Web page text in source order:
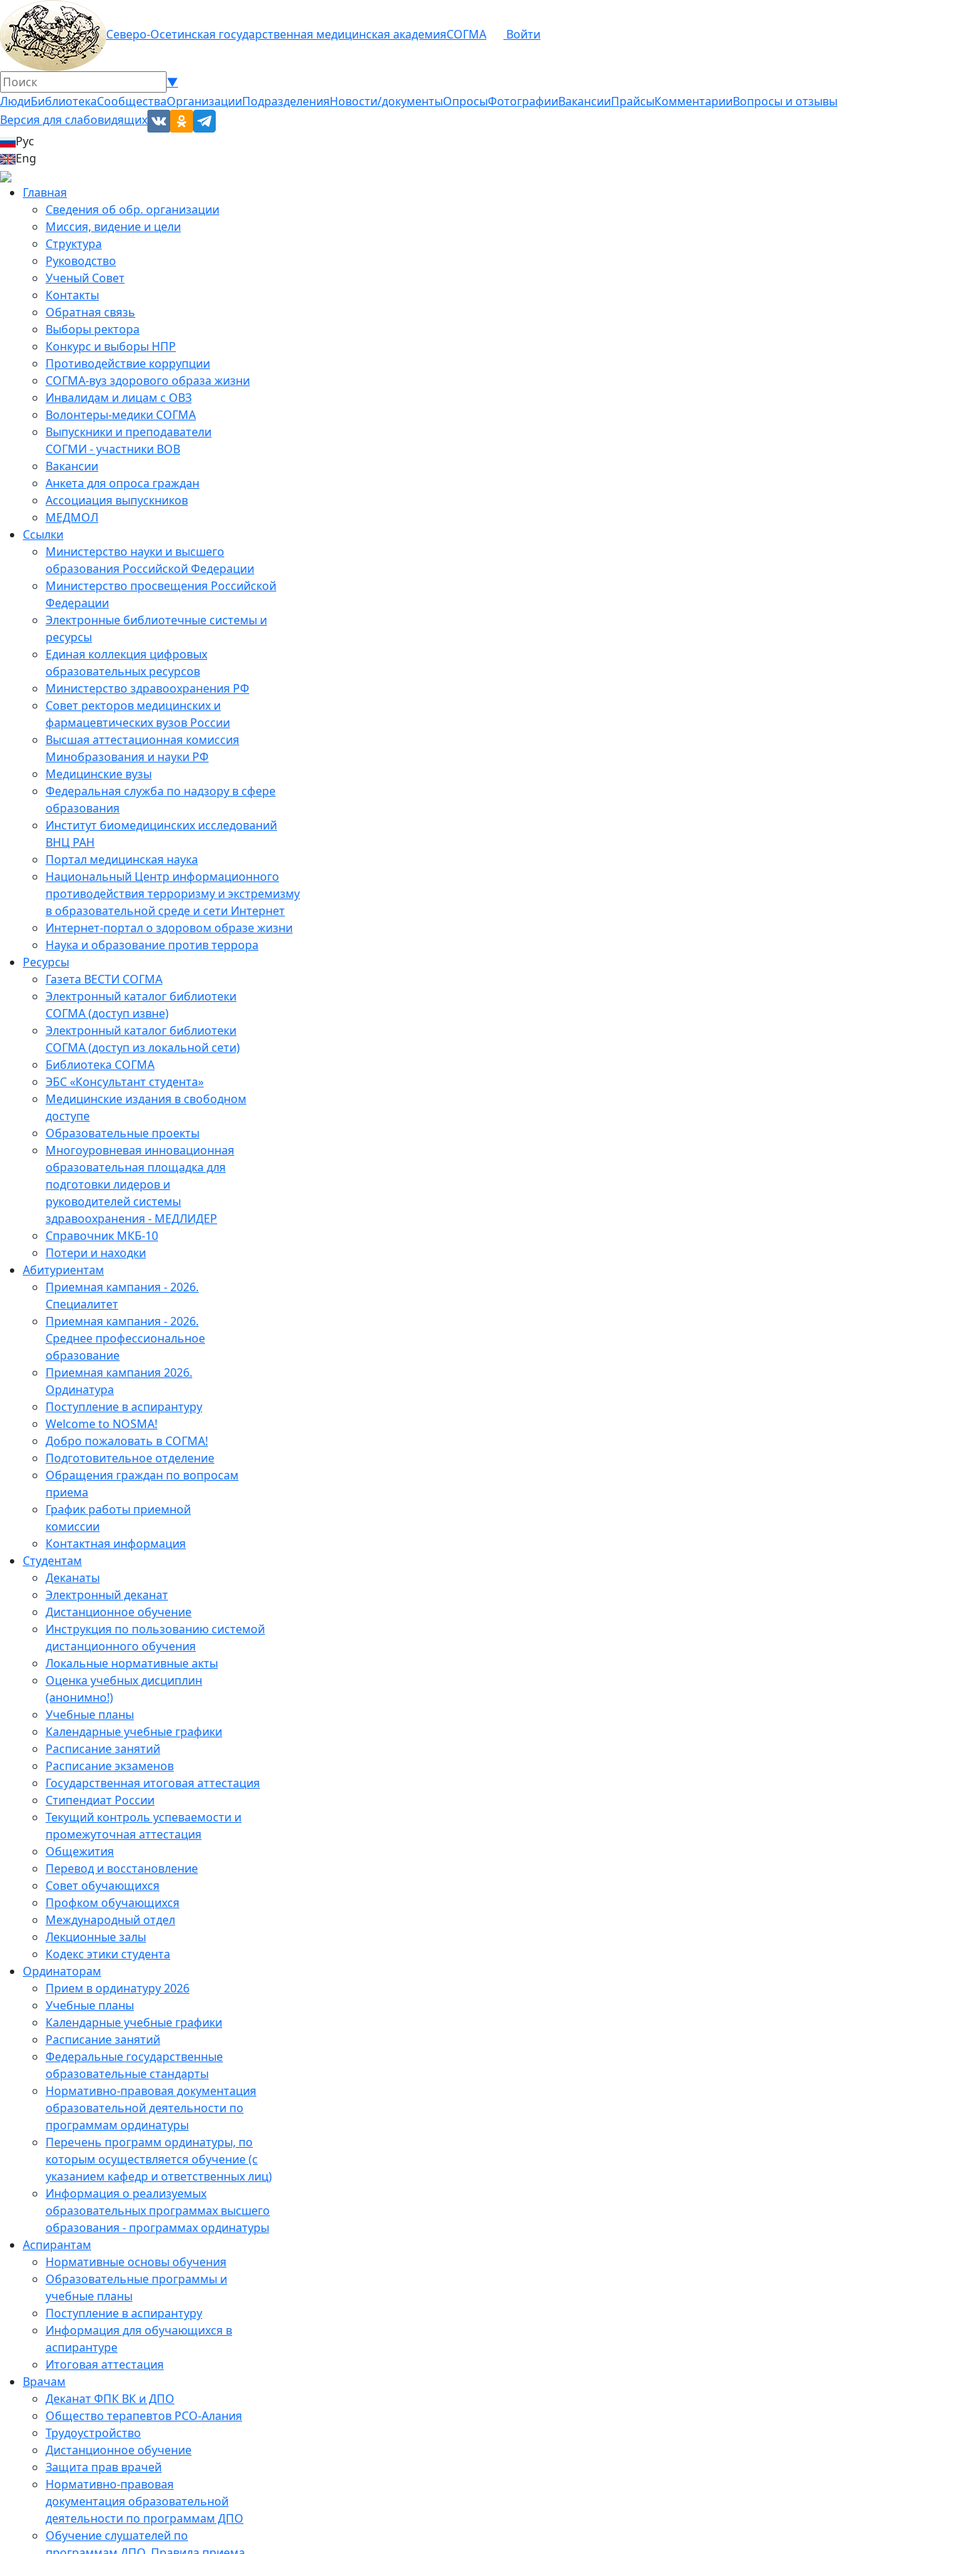
Северо-Осетинская государственная медицинская академияСОГМА Войти
▼
ЛюдиБиблиотекаСообществаОрганизацииПодразделенияНовости/документыОпросыФотографииВакансииПрайсыКомментарииВопросы и отзывы
Версия для слабовидящих
Рус
Eng
Главная
Сведения об обр. организации
Миссия, видение и цели
Структура
Руководство
Ученый Совет
Контакты
Обратная связь
Выборы ректора
Конкурс и выборы НПР
Противодействие коррупции
СОГМА-вуз здорового образа жизни
Инвалидам и лицам с ОВЗ
Волонтеры-медики СОГМА
Выпускники и преподаватели
СОГМИ - участники ВОВ
Вакансии
Анкета для опроса граждан
Ассоциация выпускников
МЕДМОЛ
Ссылки
Министерство науки и высшего
образования Российской Федерации
Министерство просвещения Российской
Федерации
Электронные библиотечные системы и
ресурсы
Единая коллекция цифровых
образовательных ресурсов
Министерство здравоохранения РФ
Совет ректоров медицинских и
фармацевтических вузов России
Высшая аттестационная комиссия
Минобразования и науки РФ
Медицинские вузы
Федеральная служба по надзору в сфере
образования
Институт биомедицинских исследований
ВНЦ РАН
Портал медицинская наука
Национальный Центр информационного
противодействия терроризму и экстремизму
в образовательной среде и сети Интернет
Интернет-портал о здоровом образе жизни
Наука и образование против террора
Ресурсы
Газета ВЕСТИ СОГМА
Электронный каталог библиотеки
СОГМА (доступ извне)
Электронный каталог библиотеки
СОГМА (доступ из локальной сети)
Библиотека СОГМА
ЭБС «Консультант студента»
Медицинские издания в свободном
доступе
Образовательные проекты
Многоуровневая инновационная
образовательная площадка для
подготовки лидеров и
руководителей системы
здравоохранения - МЕДЛИДЕР
Справочник МКБ-10
Потери и находки
Абитуриентам
Приемная кампания - 2026.
Специалитет
Приемная кампания - 2026.
Среднее профессиональное
образование
Приемная кампания 2026.
Ординатура
Поступление в аспирантуру
Welcome to NOSMA!
Добро пожаловать в СОГМА!
Подготовительное отделение
Обращения граждан по вопросам
приема
График работы приемной
комиссии
Контактная информация
Студентам
Деканаты
Электронный деканат
Дистанционное обучение
Инструкция по пользованию системой
дистанционного обучения
Локальные нормативные акты
Оценка учебных дисциплин
(анонимно!)
Учебные планы
Календарные учебные графики
Расписание занятий
Расписание экзаменов
Государственная итоговая аттестация
Стипендиат России
Текущий контроль успеваемости и
промежуточная аттестация
Общежития
Перевод и восстановление
Совет обучающихся
Профком обучающихся
Международный отдел
Лекционные залы
Кодекс этики студента
Ординаторам
Прием в ординатуру 2026
Учебные планы
Календарные учебные графики
Расписание занятий
Федеральные государственные
образовательные стандарты
Нормативно-правовая документация
образовательной деятельности по
программам ординатуры
Перечень программ ординатуры, по
которым осуществляется обучение (с
указанием кафедр и ответственных лиц)
Информация о реализуемых
образовательных программах высшего
образования - программах ординатуры
Аспирантам
Нормативные основы обучения
Образовательные программы и
учебные планы
Поступление в аспирантуру
Информация для обучающихся в
аспирантуре
Итоговая аттестация
Врачам
Деканат ФПК ВК и ДПО
Общество терапевтов РСО-Алания
Трудоустройство
Дистанционное обучение
Защита прав врачей
Нормативно-правовая
документация образовательной
деятельности по программам ДПО
Обучение слушателей по